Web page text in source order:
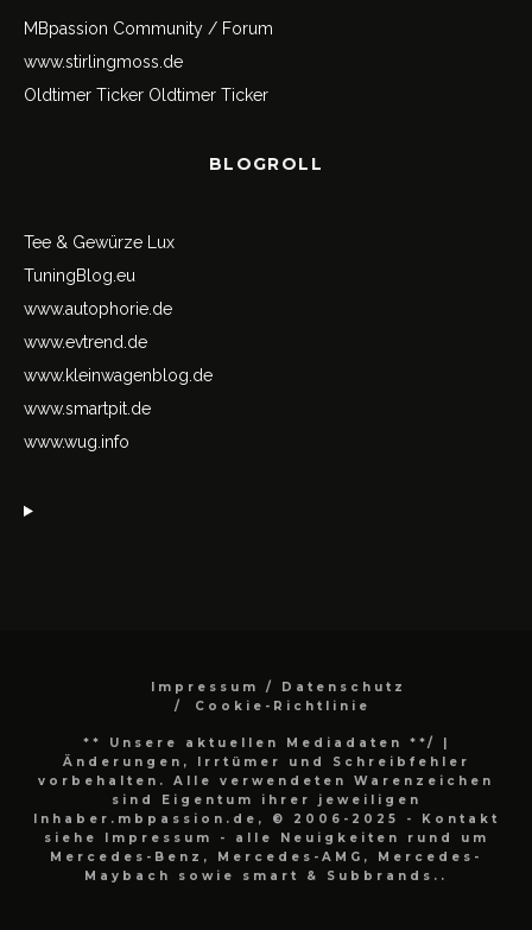
MBpassion Community / Forum
www.stirlingmoss.de
Oldtimer Ticker Oldtimer Ticker
BLOGROLL
Tee & Gewürze Lux
TuningBlog.eu
www.autophorie.de
www.evtrend.de
www.kleinwagenblog.de
www.smartpit.de
www.wug.info
Impressum / Datenschutz
Cookie-Richtlinie
** Unsere aktuellen Mediadaten **/
|
Änderungen, Irrtümer und Schreibfehler
vorbehalten. Alle verwendeten Warenzeichen
sind Eigentum ihrer jeweiligen
Inhaber.mbpassion.de, © 2006-2025 - Kontakt
siehe Impressum - alle Neuigkeiten rund um
Mercedes-Benz, Mercedes-AMG, Mercedes-
Maybach sowie smart & Subbrands..